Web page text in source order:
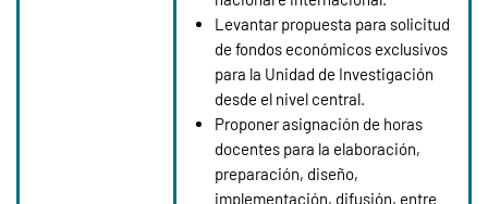
Levantar propuesta para solicitud
de fondos económicos exclusivos
para la Unidad de Investigación
desde el nivel central.
Proponer asignación de horas
docentes para la elaboración,
preparación, diseño,
implementación, difusión, entre